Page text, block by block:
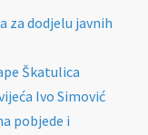
za dodjelu javnih
Škatulica
Ivo Simović
pobjede i